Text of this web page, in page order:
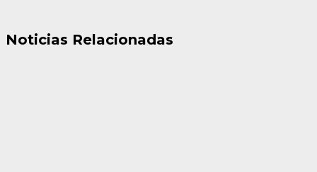
Noticias Relacionadas